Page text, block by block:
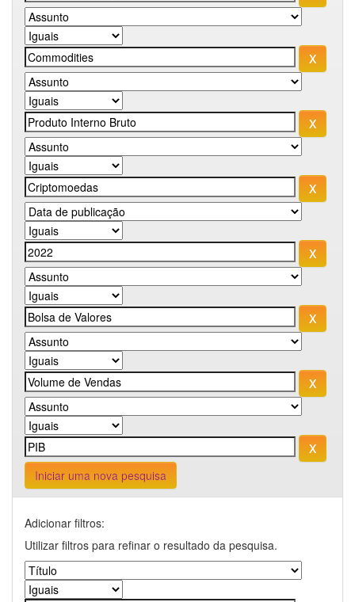
Iniciar uma nova pesquisa
Adicionar filtros:
Utilizar filtros para refinar o resultado da pesquisa.